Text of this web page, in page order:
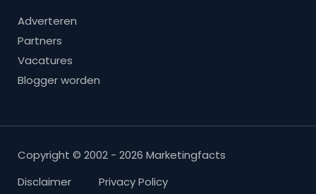
Adverteren
Partners
Vacatures
Blogger worden
Copyright © 2002 - 2026 Marketingfacts
Disclaimer
Privacy Policy